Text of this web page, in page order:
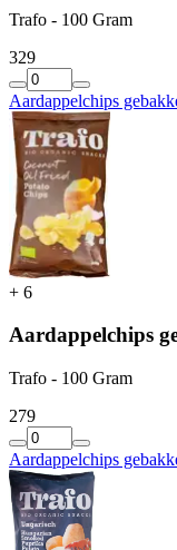
Trafo - 100 Gram
329
Aardappelchips
+ 6
Aardappelchips
Trafo - 100 Gram
279
Aardappelchips